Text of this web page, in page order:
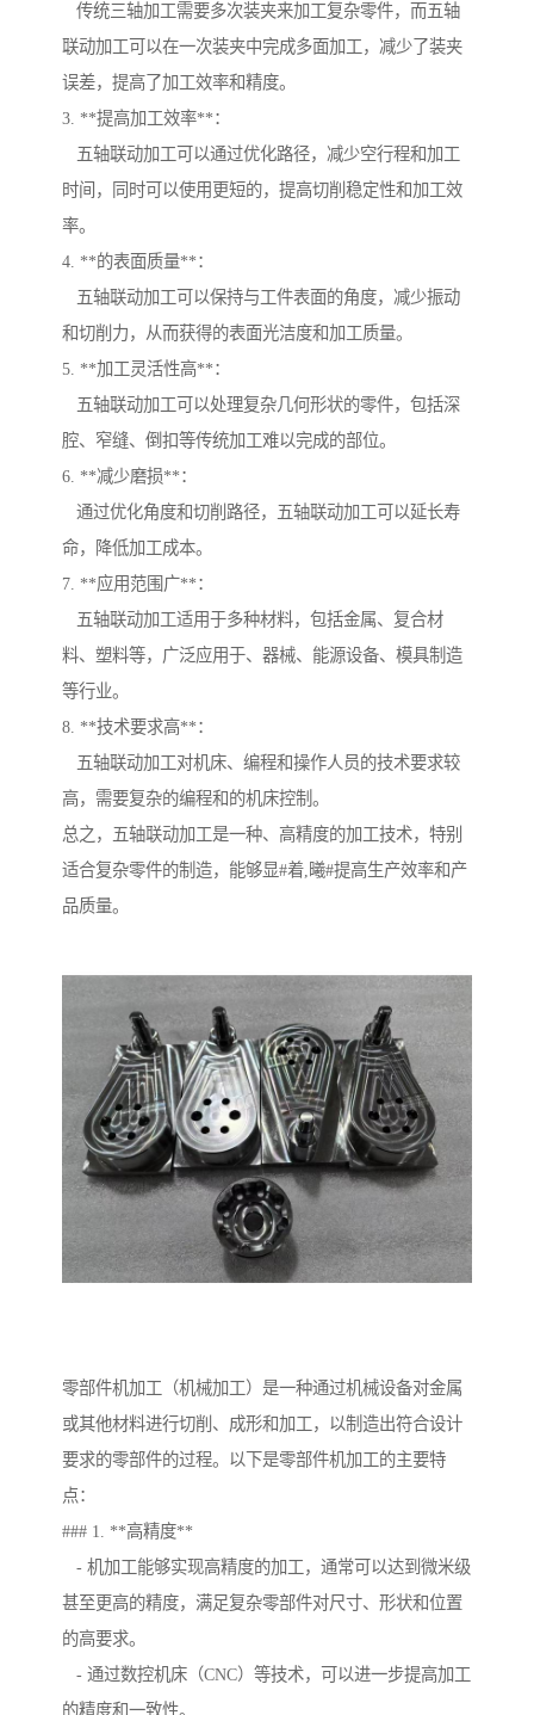
传统三轴加工需要多次装夹来加工复杂零件，而五轴
联动加工可以在一次装夹中完成多面加工，减少了装夹
误差，提高了加工效率和精度。
3. **提高加工效率**：
五轴联动加工可以通过优化路径，减少空行程和加工
时间，同时可以使用更短的，提高切削稳定性和加工效
率。
4. **的表面质量**：
五轴联动加工可以保持与工件表面的角度，减少振动
和切削力，从而获得的表面光洁度和加工质量。
5. **加工灵活性高**：
五轴联动加工可以处理复杂几何形状的零件，包括深
腔、窄缝、倒扣等传统加工难以完成的部位。
6. **减少磨损**：
通过优化角度和切削路径，五轴联动加工可以延长寿
命，降低加工成本。
7. **应用范围广**：
五轴联动加工适用于多种材料，包括金属、复合材
料、塑料等，广泛应用于、器械、能源设备、模具制造
等行业。
8. **技术要求高**：
五轴联动加工对机床、编程和操作人员的技术要求较
高，需要复杂的编程和的机床控制。
总之，五轴联动加工是一种、高精度的加工技术，特别
适合复杂零件的制造，能够显#着,曦#提高生产效率和产
品质量。
零部件机加工（机械加工）是一种通过机械设备对金属
或其他材料进行切削、成形和加工，以制造出符合设计
要求的零部件的过程。以下是零部件机加工的主要特
点：
### 1. **高精度**
- 机加工能够实现高精度的加工，通常可以达到微米级
甚至更高的精度，满足复杂零部件对尺寸、形状和位置
的高要求。
- 通过数控机床（CNC）等技术，可以进一步提高加工
的精度和一致性。